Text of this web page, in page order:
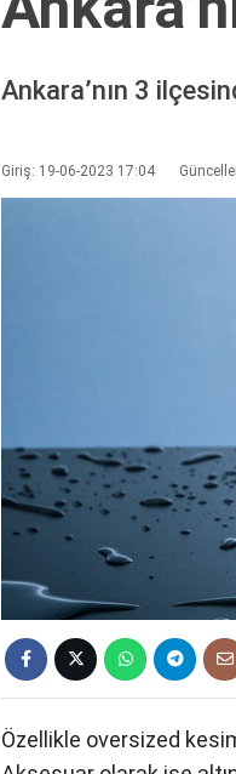
Ankara’nın 3
Giriş: 19-06-2023 17:04
Özellikle oversized